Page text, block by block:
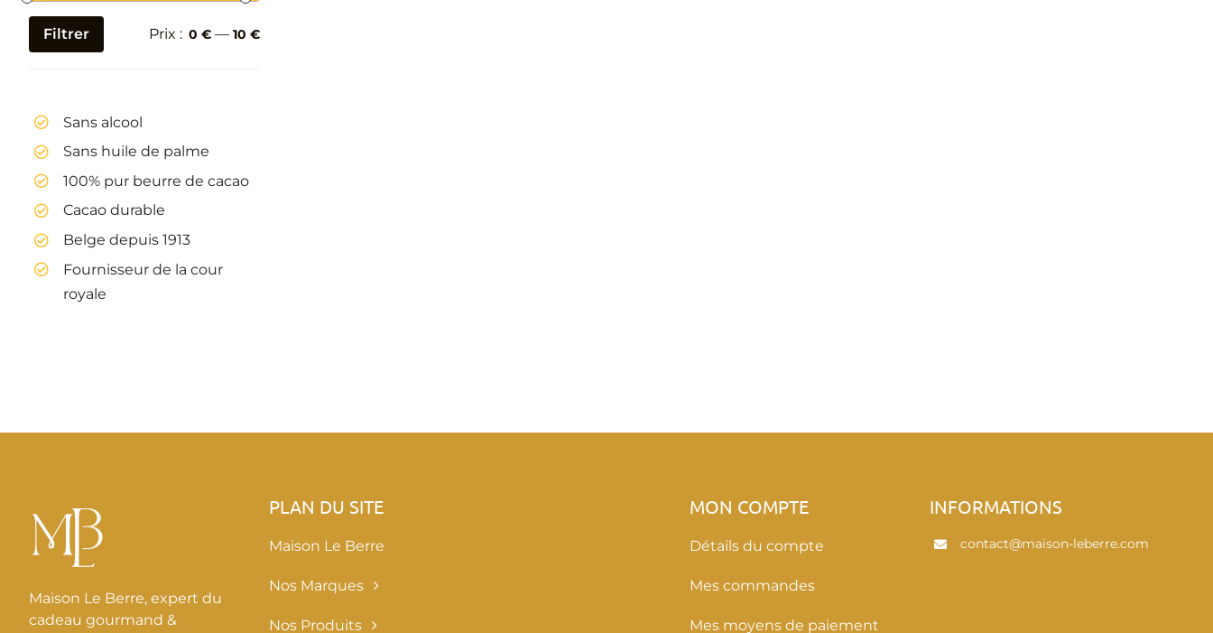
Prix
Prix
Filtrer Prix : 0 € — 10 €
Sans alcool
Sans huile de palme
100% pur beurre de cacao
Cacao durable
Belge depuis 1913
Fournisseur de la cour
royale
Maison Le Berre, expert du
cadeau gourmand &
PLAN DU SITE
Maison Le Berre
Nos Marques
Nos Produits
MON COMPTE
Détails du compte
Mes commandes
Mes moyens de paiement
INFORMATIONS
contact@maison-leberre.com